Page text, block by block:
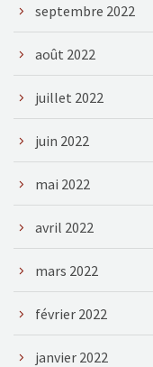
septembre 2022
août 2022
juillet 2022
juin 2022
mai 2022
avril 2022
mars 2022
février 2022
janvier 2022